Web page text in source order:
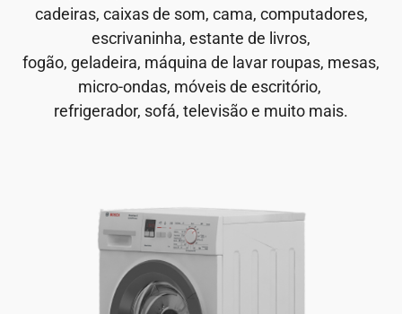
cadeiras, caixas de som, cama, computadores,
escrivaninha, estante de livros,
fogão, geladeira, máquina de lavar roupas, mesas,
micro-ondas, móveis de escritório,
refrigerador, sofá, televisão e muito mais.